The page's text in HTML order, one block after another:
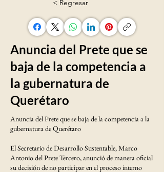
< Regresar
Anuncia del Prete que se
baja de la competencia a
la gubernatura de
Querétaro
Anuncia del Prete que se baja de la competencia a la
gubernatura de Querétaro
El Secretario de Desarrollo Sustentable, Marco
Antonio del Prete Tercero, anunció de manera oficial
su decisión de no participar en el proceso interno